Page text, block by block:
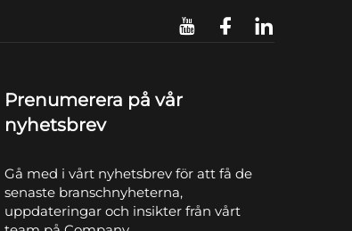
Prenumerera på vår
nyhetsbrev
Gå med i vårt nyhetsbrev för att få de
senaste branschnyheterna,
uppdateringar och insikter från vårt